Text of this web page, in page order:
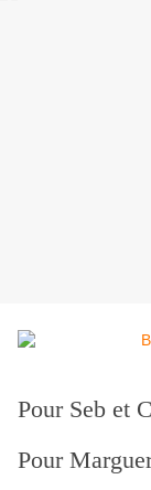
Pour Seb et
Pour